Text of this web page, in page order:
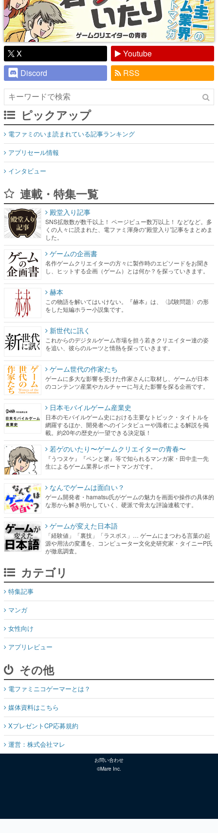
X
Youtube
Discord
RSS
ピックアップ
電ファミのいま読まれている記事ランキング
アプリセール情報
インタビュー
連載・特集一覧
殿堂入り記事
SNS拡散数が数千以上！ ページビュー数万以上！ などなど。多
くの人々に読まれた、電ファミ渾身の“殿堂入り”記事をまとめま
した。
ゲームの企画書
名作ゲームクリエイターの方々に製作時のエピソードをお聞き
し、ヒットする企画（ゲーム）とは何か？を探っていきます。
赫本
この物語を解いてはいけない。『赫本』は、〈試験問題〉の形
をした短編ホラー小説集です。
新世代に訊く
これからのデジタルゲーム市場を担う若きクリエイター達の姿
を追い、彼らのルーツと情熱を探っていきます。
ゲーム世代の作家たち
ゲームに多大な影響を受けた作家さんに取材し、ゲームが日本
のコンテンツ産業やカルチャーに与えた影響を探る企画です。
日本モバイルゲーム産業史
日本のモバイルゲーム史における主要なトピック・タイトルを
網羅するほか、開発者へのインタビューや識者による解説を掲
載。約20年の歴史が一望できる決定版！
若ゲのいたり〜ゲームクリエイターの青春〜
『うつヌケ』『ペンと箸』等で知られるマンガ家・田中圭一先
生によるゲーム業界レポートマンガです。
なんでゲームは面白い？
ゲーム開発者・hamatsu氏がゲームの魅力を画面や操作の具体的
な形から解き明かしていく、硬派で骨太な評論連載です。
ゲームが変えた日本語
「経験値」「裏技」「ラスボス」… ゲームにまつわる言葉の起
源や用法の変遷を、コンピューター文化史研究家・タイニーP氏
が徹底調査。
カテゴリ
特集記事
マンガ
女性向け
アプリレビュー
その他
電ファミニコゲーマーとは？
媒体資料はこちら
XプレゼントCP応募規約
運営：株式会社マレ
お問い合わせ
©Mare Inc.